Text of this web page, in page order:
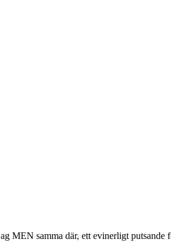
MEN samma där, ett evinerligt